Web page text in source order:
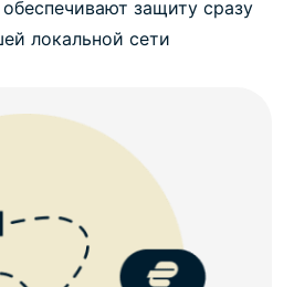
защиту сразу
локальной сети